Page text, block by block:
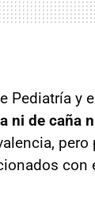
Pediatría y
ni de caña